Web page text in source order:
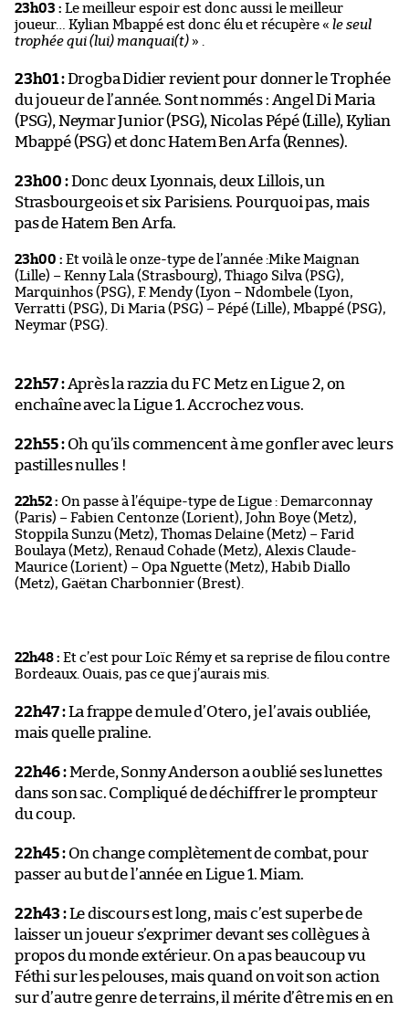
23h03 : Le meilleur espoir est donc aussi le meilleur
joueur… Kylian Mbappé est donc élu et récupère « le seul
trophée qui (lui) manquai(t) » .
23h01 :Drogba Didier revient pour donner le Trophée
du joueur de l’année. Sont nommés : Angel Di Maria
(PSG), Neymar Junior (PSG), Nicolas Pépé (Lille), Kylian
Mbappé (PSG) et donc Hatem Ben Arfa (Rennes).
23h00 :Donc deux Lyonnais, deux Lillois, un
Strasbourgeois et six Parisiens. Pourquoi pas, mais
pas de Hatem Ben Arfa.
23h00 : Et voilà le onze-type de l’année :Mike Maignan
(Lille) – Kenny Lala (Strasbourg), Thiago Silva (PSG),
Marquinhos (PSG), F. Mendy (Lyon – Ndombele (Lyon,
Verratti (PSG), Di Maria (PSG) – Pépé (Lille), Mbappé (PSG),
Neymar (PSG).
22h57 :Après la razzia du FC Metz en Ligue 2, on
enchaîne avec la Ligue 1. Accrochez vous.
22h55 :Oh qu’ils commencent à me gonfler avec leurs
pastilles nulles !
22h52 : On passe à l’équipe-type de Ligue : Demarconnay
(Paris) – Fabien Centonze (Lorient), John Boye (Metz),
Stoppila Sunzu (Metz), Thomas Delaine (Metz) – Farid
Boulaya (Metz), Renaud Cohade (Metz), Alexis Claude-
Maurice (Lorient) – Opa Nguette (Metz), Habib Diallo
(Metz), Gaëtan Charbonnier (Brest).
22h48 : Et c’est pour Loïc Rémy et sa reprise de filou contre
Bordeaux. Ouais, pas ce que j’aurais mis.
22h47 :La frappe de mule d’Otero, je l’avais oubliée,
mais quelle praline.
22h46 :Merde, Sonny Anderson a oublié ses lunettes
dans son sac. Compliqué de déchiffrer le prompteur
du coup.
22h45 :On change complètement de combat, pour
passer au but de l’année en Ligue 1. Miam.
22h43 :Le discours est long, mais c’est superbe de
laisser un joueur s’exprimer devant ses collègues à
propos du monde extérieur. On a pas beaucoup vu
Féthi sur les pelouses, mais quand on voit son action
sur d’autre genre de terrains, il mérite d’être mis en en